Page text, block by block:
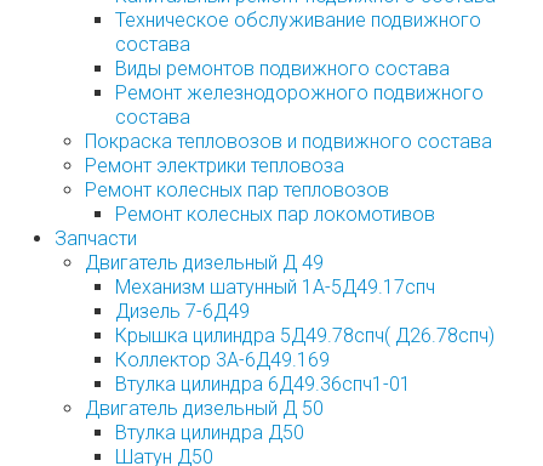
Техническое обслуживание подвижного
состава
Виды ремонтов подвижного состава
Ремонт железнодорожного подвижного
состава
Покраска тепловозов и подвижного состава
Ремонт электрики тепловоза
Ремонт колесных пар тепловозов
Ремонт колесных пар локомотивов
Запчасти
Двигатель дизельный Д 49
Механизм шатунный 1А-5Д49.17спч
Дизель 7-6Д49
Крышка цилиндра 5Д49.78спч( Д26.78спч)
Коллектор 3А-6Д49.169
Втулка цилиндра 6Д49.36спч1-01
Двигатель дизельный Д 50
Втулка цилиндра Д50
Шатун Д50